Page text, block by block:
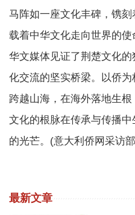
马阵如一座文化丰碑，镌
载着中华文化走向世界的
华文媒体见证了荆楚文化
化交流的坚实桥梁。以侨
跨越山海，在海外落地生
文化的根脉在传承与传播
的光芒。(意大利侨网采访
最新文章